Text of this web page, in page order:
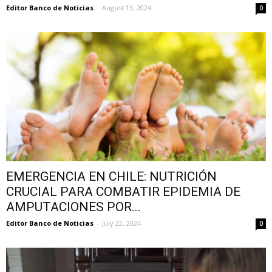
Editor Banco de Noticias - August 13, 2024 0
EMERGENCIA EN CHILE: NUTRICIÓN
CRUCIAL PARA COMBATIR EPIDEMIA DE
AMPUTACIONES POR...
Editor Banco de Noticias - July 22, 2024 0